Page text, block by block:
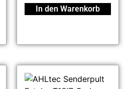
In den Warenkorb